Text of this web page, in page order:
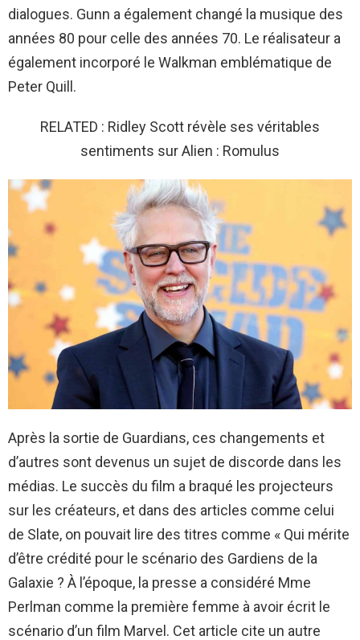
dialogues. Gunn a également changé la musique des
années 80 pour celle des années 70. Le réalisateur a
également incorporé le Walkman emblématique de
Peter Quill.
RELATED : Ridley Scott révèle ses véritables
sentiments sur Alien : Romulus
Après la sortie de Guardians, ces changements et
d’autres sont devenus un sujet de discorde dans les
médias. Le succès du film a braqué les projecteurs
sur les créateurs, et dans des articles comme celui
de Slate, on pouvait lire des titres comme « Qui mérite
d’être crédité pour le scénario des Gardiens de la
Galaxie ? À l’époque, la presse a considéré Mme
Perlman comme la première femme à avoir écrit le
scénario d’un film Marvel. Cet article cite un autre